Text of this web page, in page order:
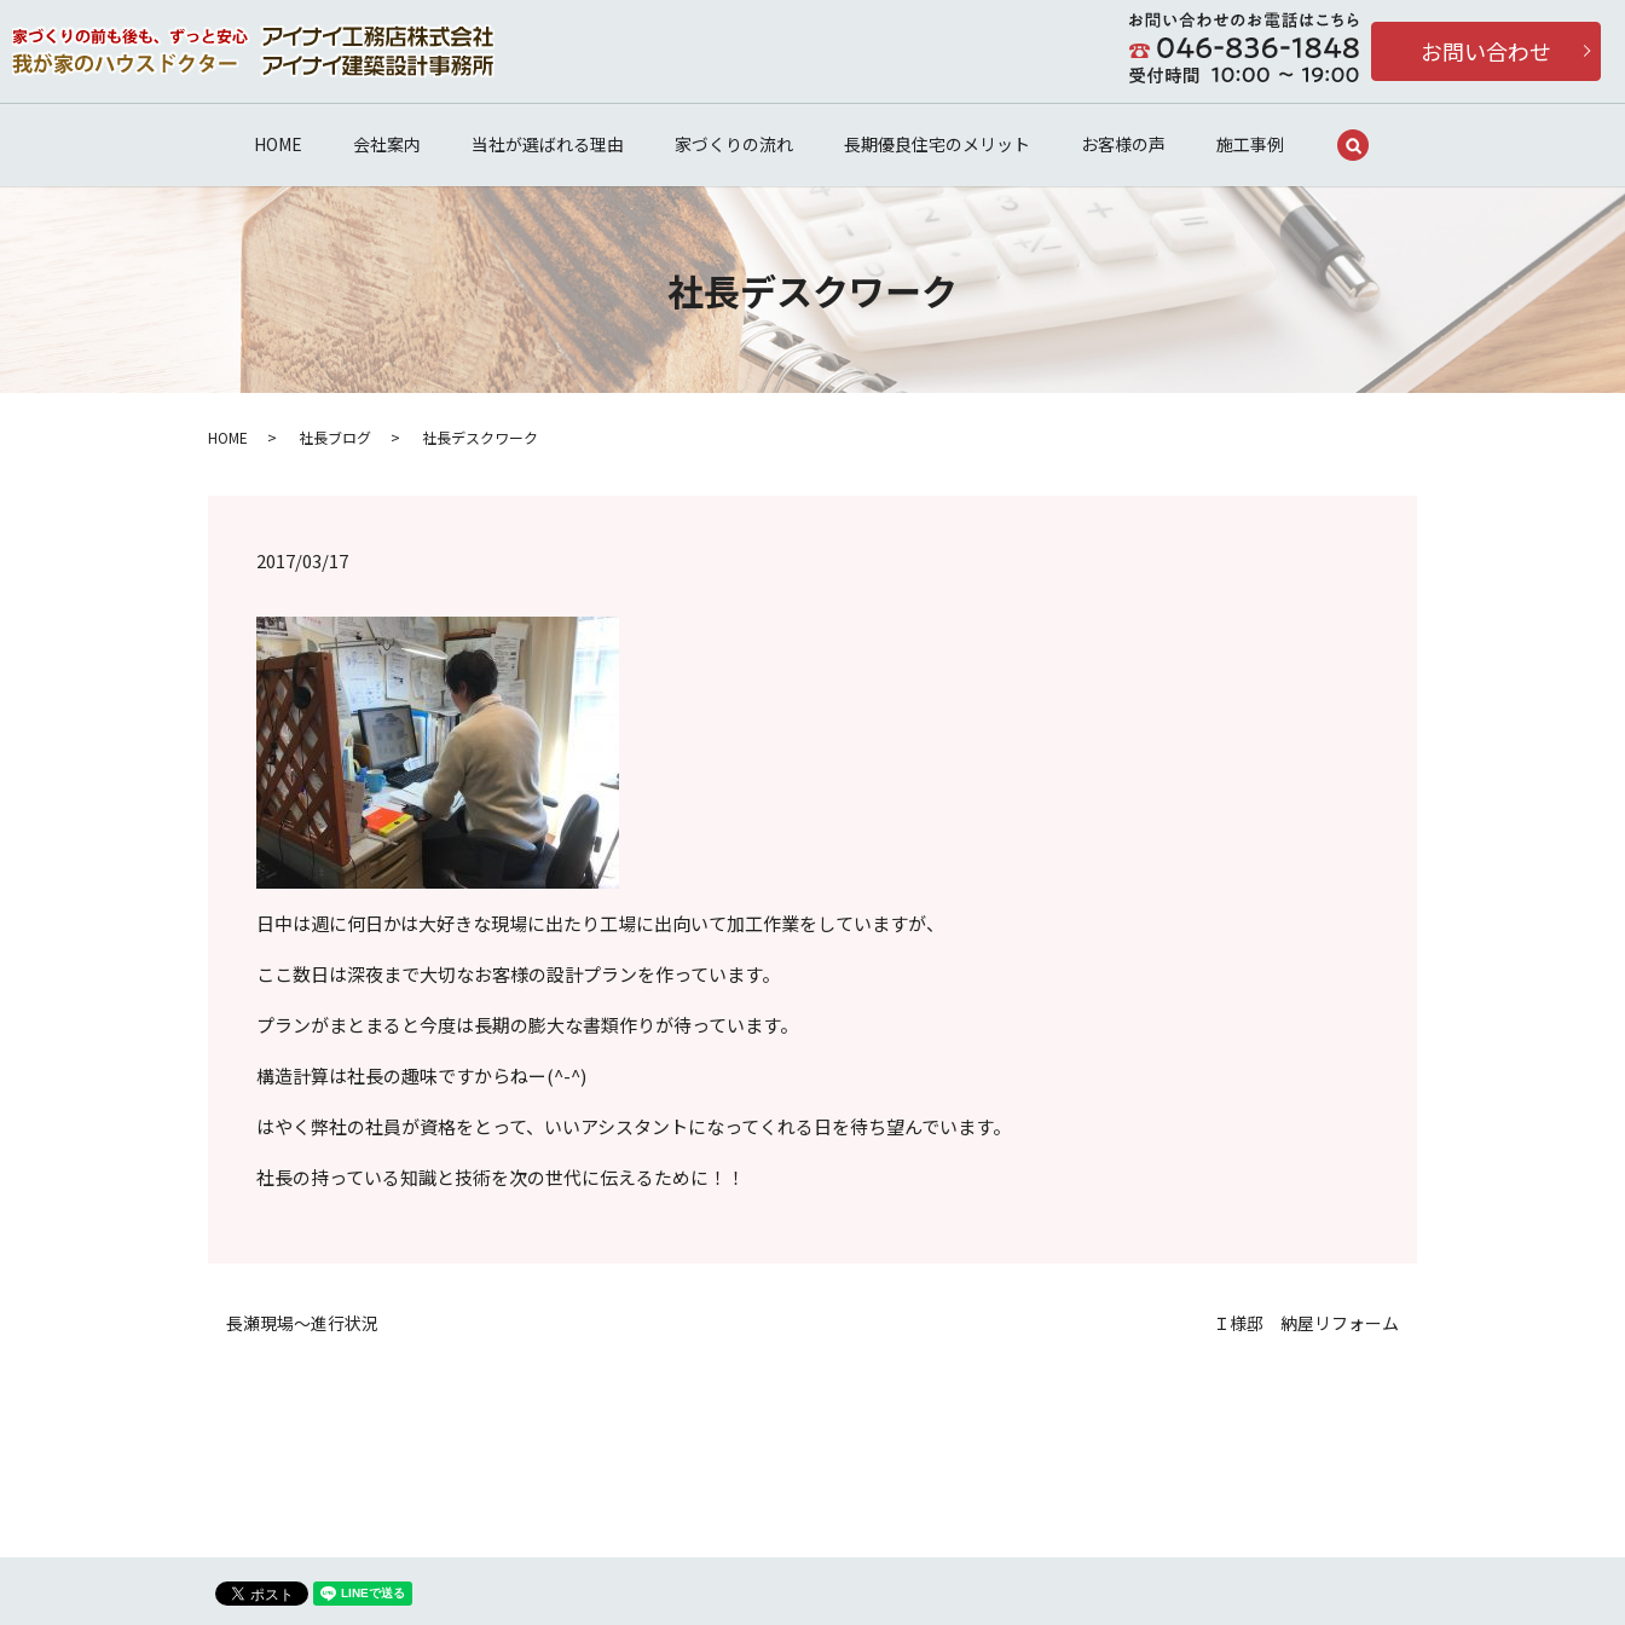
HOME 会社案内 当社が選ばれる理由 家づくりの流れ 長期優良住宅のメリット お客様の声 施工事例
お問い合わせ
社長デスクワーク
HOME 社長ブログ 社長デスクワーク
2017/03/17
日中は週に何日かは大好きな現場に出たり工場に出向いて加工作業をしていますが、
ここ数日は深夜まで大切なお客様の設計プランを作っています。
プランがまとまると今度は長期の膨大な書類作りが待っています。
構造計算は社長の趣味ですからねー(^-^)
はやく弊社の社員が資格をとって、いいアシスタントになってくれる日を待ち望んでいます。
社長の持っている知識と技術を次の世代に伝えるために！！
長瀬現場～進行状況 Ｉ様邸 納屋リフォーム